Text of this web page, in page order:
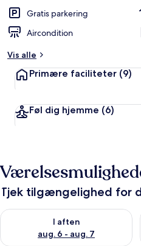
Gratis parkering
Aircondition
Vis alle
Primære faciliteter (9)
Føl dig hjemme (6)
Tjek tilgængelighed for
I aften
aug. 6 - aug. 7
Tjek tilgængelighed for i aften